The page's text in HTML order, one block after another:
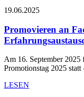
19.06.2025
Promovieren an
Am 16. September
Promotionstag 2025
LESEN